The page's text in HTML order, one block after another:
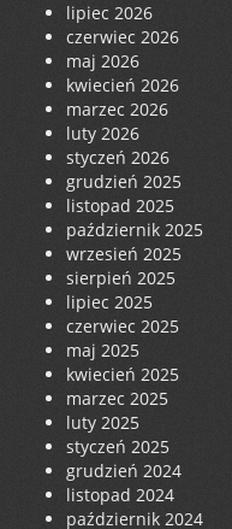
lipiec 2026
czerwiec 2026
maj 2026
kwiecień 2026
marzec 2026
luty 2026
styczeń 2026
grudzień 2025
listopad 2025
październik 2025
wrzesień 2025
sierpień 2025
lipiec 2025
czerwiec 2025
maj 2025
kwiecień 2025
marzec 2025
luty 2025
styczeń 2025
grudzień 2024
listopad 2024
październik 2024